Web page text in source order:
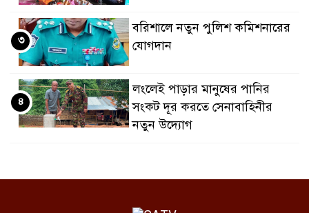
বরিশালে নতুন পুলিশ কমিশনারের
যোগদান
৩
লংলেই পাড়ার মানুষের পানির
সংকট দূর করতে সেনাবাহিনীর
নতুন উদ্যোগ
৪
সম্ভাবনা বিষয়ক নাগরিক সংলাপ